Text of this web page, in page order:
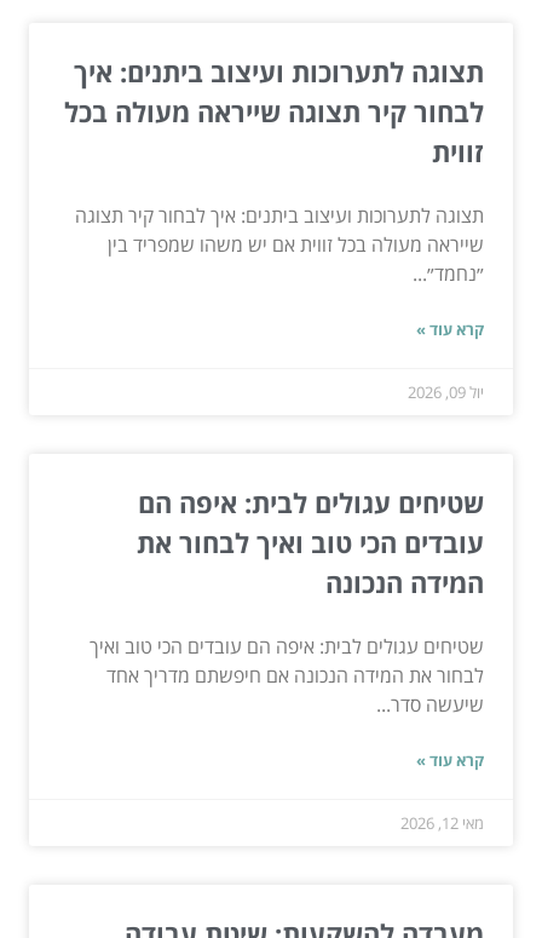
תצוגה לתערוכות ועיצוב ביתנים: איך
לבחור קיר תצוגה שייראה מעולה בכל
זווית
תצוגה לתערוכות ועיצוב ביתנים: איך לבחור קיר תצוגה
שייראה מעולה בכל זווית אם יש משהו שמפריד בין
״נחמד״...
קרא עוד »
יול 09, 2026
שטיחים עגולים לבית: איפה הם
עובדים הכי טוב ואיך לבחור את
המידה הנכונה
שטיחים עגולים לבית: איפה הם עובדים הכי טוב ואיך
לבחור את המידה הנכונה אם חיפשתם מדריך אחד
שיעשה סדר...
קרא עוד »
מאי 12, 2026